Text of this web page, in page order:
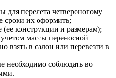
перелета четвероногому
сроки их оформить;
(ее конструкции и размерам);
массы переносной
взять в салон или перевезти в
необходимо соблюдать во